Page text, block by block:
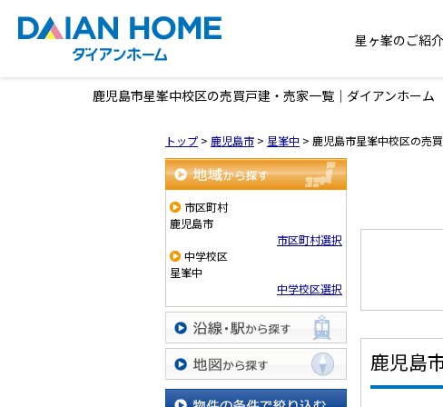
星ヶ峯のご紹介
鹿児島市星峯中校区の売買戸建・売家一覧｜ダイアンホー
トップ > 鹿児島市 > 星峯中 > 鹿児島市星峯中校区の売
地域から探す
市区町村
鹿児島市
市区町村選択
中学校区
星峯中
中学校区選択
沿線・駅から探す
地図から探す
鹿児島